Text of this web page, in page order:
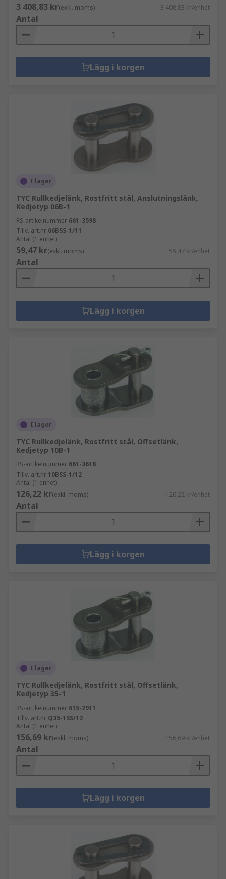
3 408,83 kr(exkl. moms) 3 408,83 kr/enhet
Antal
Lägg i korgen
I lager
TYC Rullkedjelänk, Rostfritt stål, Anslutningslänk,
Kedjetyp 06B-1
RS-artikelnummer 661-3598
Tillv. art.nr 06BSS-1/11
Antal (1 enhet)
59,47 kr(exkl. moms) 59,47 kr/enhet
Antal
Lägg i korgen
I lager
TYC Rullkedjelänk, Rostfritt stål, Offsetlänk,
Kedjetyp 10B-1
RS-artikelnummer 661-3618
Tillv. art.nr 10BSS-1/12
Antal (1 enhet)
126,22 kr(exkl. moms) 126,22 kr/enhet
Antal
Lägg i korgen
I lager
TYC Rullkedjelänk, Rostfritt stål, Offsetlänk,
Kedjetyp 35-1
RS-artikelnummer 615-2911
Tillv. art.nr Q35-1SS/12
Antal (1 enhet)
156,69 kr(exkl. moms) 156,69 kr/enhet
Antal
Lägg i korgen